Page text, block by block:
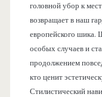
головной убор к
возвращает в наш
европейского шика.
особых случаев и
продолжением
кто ценит
Стилистический